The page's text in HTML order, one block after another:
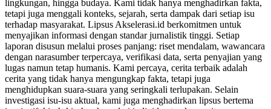
lingkungan, hingga budaya. Kami tidak hanya menghadirkan fakta,
tetapi juga menggali konteks, sejarah, serta dampak dari setiap isu
terhadap masyarakat. Lipsus Akselerasi.id berkomitmen untuk
menyajikan informasi dengan standar jurnalistik tinggi. Setiap
laporan disusun melalui proses panjang: riset mendalam, wawancara
dengan narasumber terpercaya, verifikasi data, serta penyajian yang
lugas namun tetap humanis. Kami percaya, cerita terbaik adalah
cerita yang tidak hanya mengungkap fakta, tetapi juga
menghidupkan suara-suara yang seringkali terlupakan. Selain
investigasi isu-isu aktual, kami juga menghadirkan lipsus bertema